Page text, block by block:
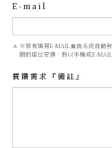
E-mail
※若有填寫E-MAIL會由系統自動
間的座位安排，將以手機或E-
賞鑽需求『備註』